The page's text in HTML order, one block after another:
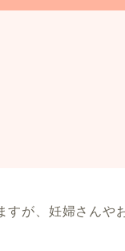
すが、妊婦さんや